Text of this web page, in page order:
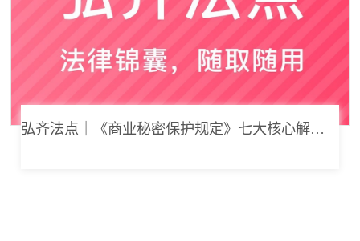
弘齐法点｜《商业秘密保护规定》七大核心解读，浅谈企业商业秘密合规管理新思路